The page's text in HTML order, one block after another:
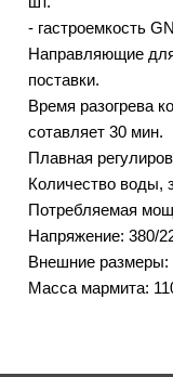
- гастроемкость
Направляющие
поставки.
Время разогрева
сотавляет 30 мин.
Плавная
Количество воды,
Потребляемая
Напряжение: 380/
Внешние размеры:
Масса мармита: